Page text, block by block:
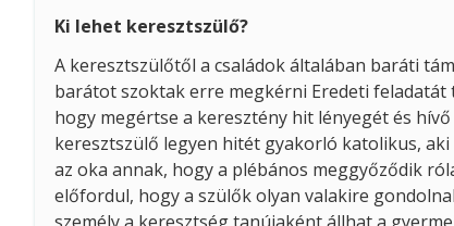
Ki lehet keresztszülő?
A keresztszülőtől a családok általában baráti
barátot szoktak erre megkérni Eredeti
hogy megértse a keresztény hit lényegét és
keresztszülő legyen hitét gyakorló katolikus, aki
az oka annak, hogy a plébános meggyőződik
előfordul, hogy a szülők olyan valakire